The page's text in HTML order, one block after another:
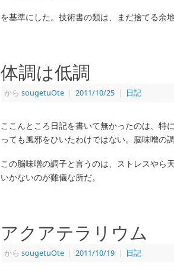
を基準にした。技術書の類は、まだ捨てる余
体調は低調
から sougetuOte | 2011/10/25 | 日記
ここんところ日記を書いて無かったのは、特
っても風邪をひいたわけではない。脳味噌の
この脳味噌の調子と言うのは、ストレスやら
いかないのが難儀な所だ。
アクアテラリウム
から sougetuOte | 2011/10/19 | 日記